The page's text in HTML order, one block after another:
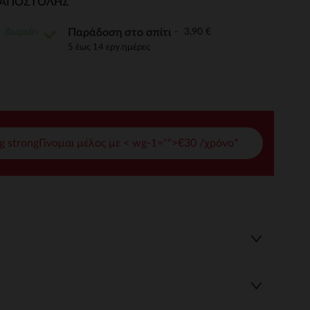
να διαχειριστείτε τις ρυθμίσεις απορρήτου,
ΑΠΟΣΤΟΛΉΣ
Παράδοση στο σπίτι 3,90 €
5 έως 14 εργ.ημέρες
strongΓίνομαι μέλος με < wg-1="">€30 /χρόνο*